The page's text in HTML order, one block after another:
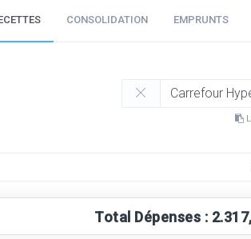
CONSOLIDATION EMPRUNTS
Total Dépenses :